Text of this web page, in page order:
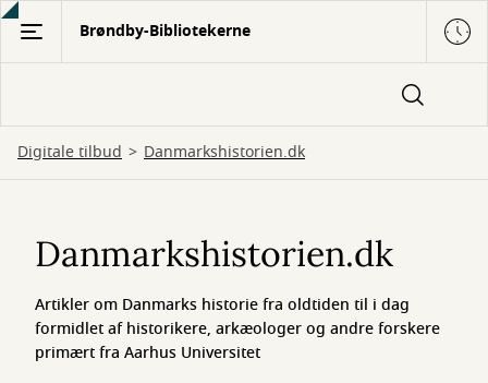
Gå
hovedindhold
Brøndby-Bibliotekerne
Digitale tilbud Danmarkshistorien.dk
Danmarkshistorien.dk
Artikler om Danmarks historie fra oldtiden til i dag
formidlet af historikere, arkæologer og andre forskere
primært fra Aarhus Universitet